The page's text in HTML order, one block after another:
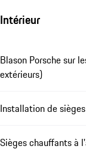
Intérieur
Blason Porsche sur
extérieurs)
Installation de
Sièges chauffants à